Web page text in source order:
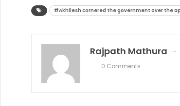
#Akhilesh cornered the government over the
Rajpath Mathura
0 Comments